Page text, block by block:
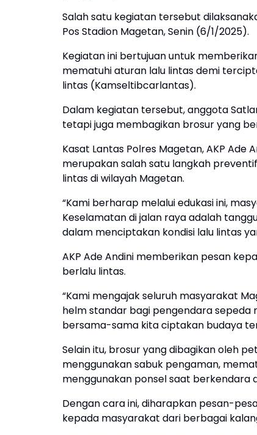
Salah satu kegiatan tersebut
Pos Stadion Magetan, Senin (6/1/2025).
Kegiatan ini bertujuan untuk
mematuhi aturan lalu lintas demi
lintas (Kamseltibcarlantas).
Dalam kegiatan tersebut, anggota
tetapi juga membagikan brosur yang
Kasat Lantas Polres Magetan, AKP Ade
merupakan salah satu langkah
lintas di wilayah Magetan.
“Kami berharap melalui edukasi ini,
Keselamatan di jalan raya adalah
dalam menciptakan kondisi lalu lintas
AKP Ade Andini memberikan pesan
berlalu lintas.
“Kami mengajak seluruh masyarakat
helm standar bagi pengendara
bersama-sama kita ciptakan budaya
Selain itu, brosur yang dibagikan oleh
menggunakan sabuk pengaman,
menggunakan ponsel saat berkendara
Dengan cara ini, diharapkan pesan-
kepada masyarakat dari berbagai